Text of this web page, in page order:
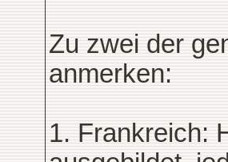
Zu zwei der
anmerken:
1. Frankreich: